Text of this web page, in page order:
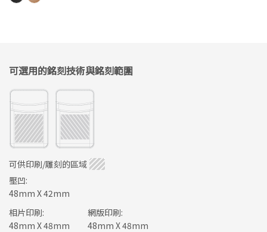
可選用的銘刻技術與銘刻範圍
可供印刷/雕刻的區域
壓凹:
48mm X 42mm
相片印刷:
48mm X 48mm
網版印刷:
48mm X 48mm